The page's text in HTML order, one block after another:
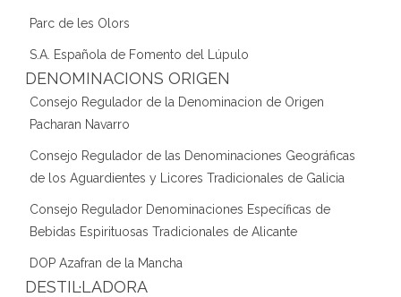
Parc de les Olors
S.A. Española de Fomento del Lúpulo
DENOMINACIONS ORIGEN
Consejo Regulador de la Denominacion de Origen
Pacharan Navarro
Consejo Regulador de las Denominaciones Geográficas
de los Aguardientes y Licores Tradicionales de Galicia
Consejo Regulador Denominaciones Específicas de
Bebidas Espirituosas Tradicionales de Alicante
DOP Azafran de la Mancha
DESTIL·LADORA